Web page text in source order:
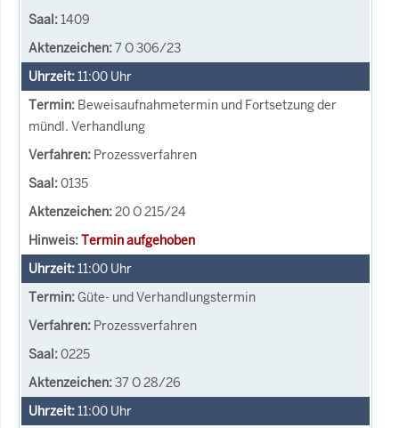
1409
7 O 306/23
11:00 Uhr
Beweisaufnahmetermin und Fortsetzung der
mündl. Verhandlung
Prozessverfahren
0135
20 O 215/24
Termin aufgehoben
11:00 Uhr
Güte- und Verhandlungstermin
Prozessverfahren
0225
37 O 28/26
11:00 Uhr